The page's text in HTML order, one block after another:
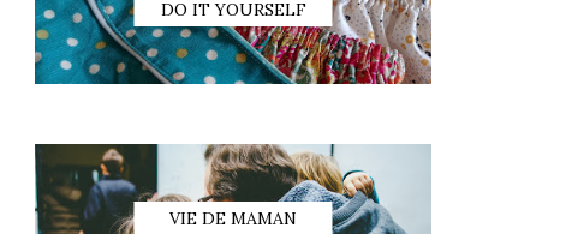
DO IT YOURSELF
VIE DE MAMAN